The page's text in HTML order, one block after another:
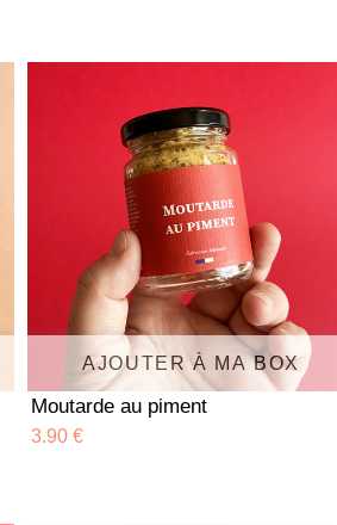
AJOUTER À MA BOX
Moutarde au piment
3.90 €